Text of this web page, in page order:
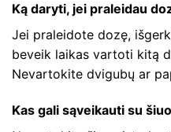
Ką daryti, jei praleidau
Jei praleidote dozę,
beveik laikas vartoti kitą
Nevartokite dvigubų ar
Kas gali sąveikauti su